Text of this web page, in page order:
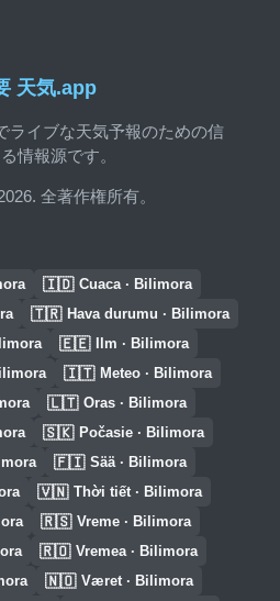
天気.app
ライブな天気予報のための信
情報源です。
全著作権所有。
🇮🇩 Cuaca · Bilimora
🇹🇷 Hava durumu · Bilimora
🇪🇪 Ilm · Bilimora
🇮🇹 Meteo · Bilimora
🇱🇹 Oras · Bilimora
🇸🇰 Počasie · Bilimora
🇫🇮 Sää · Bilimora
🇻🇳 Thời tiết · Bilimora
🇷🇸 Vreme · Bilimora
🇷🇴 Vremea · Bilimora
🇳🇴 Været · Bilimora